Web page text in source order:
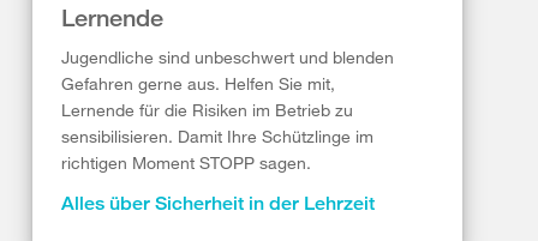
Lernende
Jugendliche sind unbeschwert und blenden
Gefahren gerne aus. Helfen Sie mit,
Lernende für die Risiken im Betrieb zu
sensibilisieren. Damit Ihre Schützlinge im
richtigen Moment STOPP sagen.
Alles über Sicherheit in der Lehrzeit